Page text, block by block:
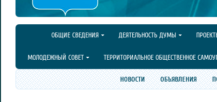
ОБЩИЕ СВЕДЕНИЯ ДЕЯТЕЛЬНОСТЬ ДУМЫ
МОЛОДЕЖНЫЙ СОВЕТ ТЕРРИТОРИАЛЬНОЕ ОБЩЕСТВЕННОЕ
НОВОСТИ ОБЪЯВЛЕНИЯ